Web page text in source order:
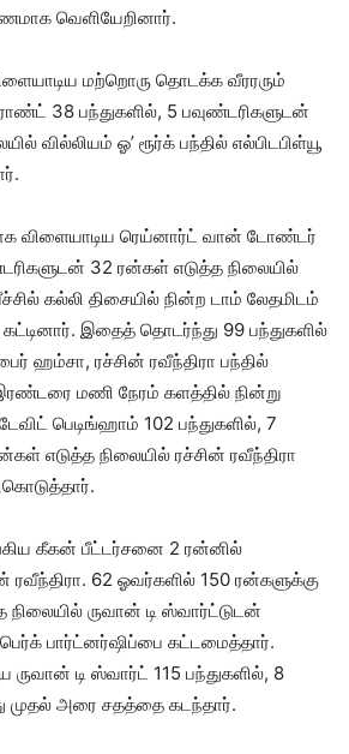
வெளியேறினார்.
விளையாடிய மற்றொரு தொடக்க வீரரரும்
38 பந்துகளில், 5 பவுண்டரிகளுடன்
வில்லியம் ஓ’ ரூர்க் பந்தில் எல்பிடபிள்யூ
விளையாடிய ரெய்னார்ட் வான் டோண்டர்
32 ரன்கள் எடுத்த நிலையில்
கல்லி திசையில் நின்ற டாம் லேதமிடம்
கட்டினார். இதைத் தொடர்ந்து 99 பந்துகளில்
ஹம்சா, ரச்சின் ரவீந்திரா பந்தில்
மணி நேரம் களத்தில் நின்று
பெடிங்ஹாம் 102 பந்துகளில், 7
எடுத்த நிலையில் ரச்சின் ரவீந்திரா
கீகன் பீட்டர்சனை 2 ரன்னில்
ரவீந்திரா. 62 ஓவர்களில் 150 ரன்களுக்கு
ருவான் டி ஸ்வார்ட்டுடன்
பார்ட்னர்ஷிப்பை கட்டமைத்தார்.
ருவான் டி ஸ்வார்ட் 115 பந்துகளில், 8
முதல் அரை சதத்தை கடந்தார்.